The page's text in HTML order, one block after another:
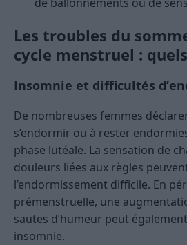
Les troubles du
cycle menstruel :
Insomnie et difficultés
De nombreuses femmes
s’endormir ou à rester
phase lutéale. La sensation de
douleurs liées aux règles
l’endormissement difficile. En
prémenstruelle, une
sautes d’humeur peut
insomnie.